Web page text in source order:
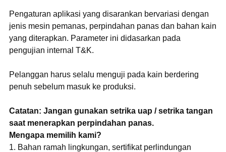
Pengaturan aplikasi yang disarankan bervariasi dengan
jenis mesin pemanas, perpindahan panas dan bahan kain
yang diterapkan. Parameter ini didasarkan pada
pengujian internal T&K.
Pelanggan harus selalu menguji pada kain berdering
penuh sebelum masuk ke produksi.
Catatan: Jangan gunakan setrika uap / setrika tangan
saat menerapkan perpindahan panas.
Mengapa memilih kami?
1. Bahan ramah lingkungan, sertifikat perlindungan